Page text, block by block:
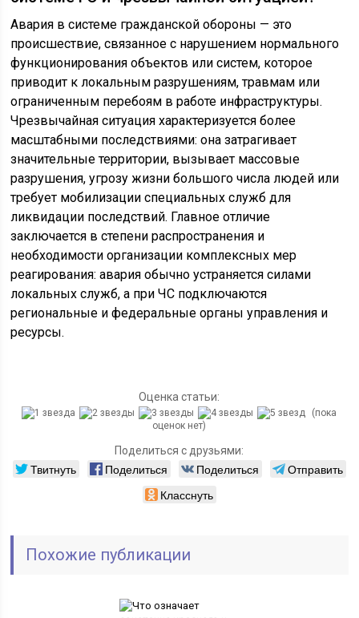
Авария в системе гражданской обороны — это
происшествие, связанное с нарушением нормального
функционирования объектов или систем, которое
приводит к локальным разрушениям, травмам или
ограниченным перебоям в работе инфраструктуры.
Чрезвычайная ситуация характеризуется более
масштабными последствиями: она затрагивает
значительные территории, вызывает массовые
разрушения, угрозу жизни большого числа людей или
требует мобилизации специальных служб для
ликвидации последствий. Главное отличие
заключается в степени распространения и
необходимости организации комплексных мер
реагирования: авария обычно устраняется силами
локальных служб, а при ЧС подключаются
региональные и федеральные органы управления и
ресурсы.
Оценка статьи:
(пока
оценок нет)
Поделиться с друзьями:
Твитнуть Поделиться Поделиться
Отправить
Класснуть
Похожие публикации